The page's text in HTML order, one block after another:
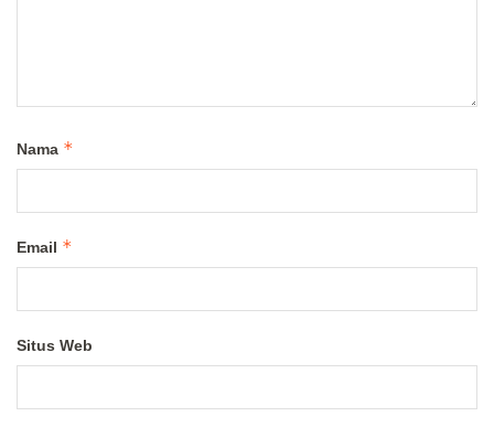
Nama *
Email *
Situs Web